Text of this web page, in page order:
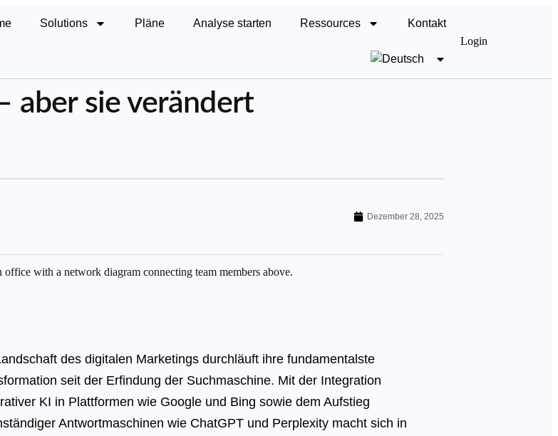
Solutions Pläne Analyse starten Ressources
Kontakt
Login
aber sie verändert
Dezember 28, 2025
des digitalen Marketings durchläuft ihre fundamentalste
seit der Erfindung der Suchmaschine. Mit der Integration
KI in Plattformen wie Google und Bing sowie dem Aufstieg
Antwortmaschinen wie ChatGPT und Perplexity macht sich in